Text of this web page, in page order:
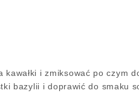
i zmiksować po czym
bazylii i doprawić do smaku